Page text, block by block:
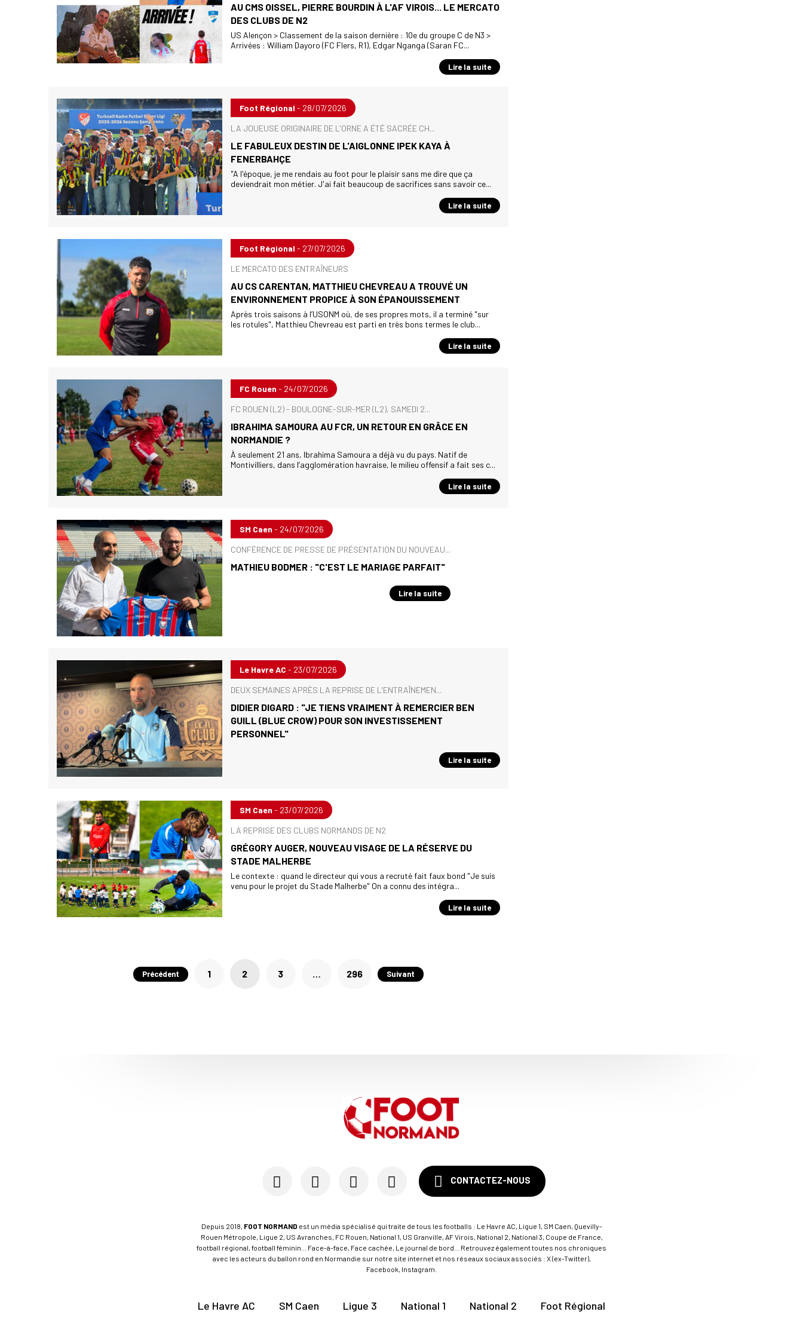
AU CMS OISSEL, PIERRE BOURDIN À L'AF VIROIS... LE MERCATO
DES CLUBS DE N2
US Alençon > Classement de la saison dernière : 10e du groupe C de N3 >
Arrivées : William Dayoro (FC Flers, R1), Edgar Nganga (Saran FC...
Lire la suite
Foot Régional - 28/07/2026
LA JOUEUSE ORIGINAIRE DE L'ORNE A ÉTÉ SACRÉE CH...
LE FABULEUX DESTIN DE L'AIGLONNE IPEK KAYA À
FENERBAHÇE
"A l'époque, je me rendais au foot pour le plaisir sans me dire que ça
deviendrait mon métier. J'ai fait beaucoup de sacrifices sans savoir ce...
Lire la suite
Foot Régional - 27/07/2026
LE MERCATO DES ENTRAÎNEURS
AU CS CARENTAN, MATTHIEU CHEVREAU A TROUVÉ UN
ENVIRONNEMENT PROPICE À SON ÉPANOUISSEMENT
Après trois saisons à l’USONM où, de ses propres mots, il a terminé "sur
les rotules", Matthieu Chevreau est parti en très bons termes le club...
Lire la suite
FC Rouen - 24/07/2026
FC ROUEN (L2) - BOULOGNE-SUR-MER (L2), SAMEDI 2...
IBRAHIMA SAMOURA AU FCR, UN RETOUR EN GRÂCE EN
NORMANDIE ?
À seulement 21 ans, Ibrahima Samoura a déjà vu du pays. Natif de
Montivilliers, dans l’agglomération havraise, le milieu offensif a fait ses c...
Lire la suite
SM Caen - 24/07/2026
CONFÉRENCE DE PRESSE DE PRÉSENTATION DU NOUVEAU...
MATHIEU BODMER : "C'EST LE MARIAGE PARFAIT"
Lire la suite
Le Havre AC - 23/07/2026
DEUX SEMAINES APRÈS LA REPRISE DE L'ENTRAÎNEMEN...
DIDIER DIGARD : "JE TIENS VRAIMENT À REMERCIER BEN
GUILL (BLUE CROW) POUR SON INVESTISSEMENT
PERSONNEL"
Lire la suite
SM Caen - 23/07/2026
LA REPRISE DES CLUBS NORMANDS DE N2
GRÉGORY AUGER, NOUVEAU VISAGE DE LA RÉSERVE DU
STADE MALHERBE
Le contexte : quand le directeur qui vous a recruté fait faux bond "Je suis
venu pour le projet du Stade Malherbe" On a connu des intégra...
Lire la suite
Précédent 1 2 3 … 296 Suivant
CONTACTEZ-NOUS
Depuis 2018, FOOT NORMAND est un média spécialisé qui traite de tous les footballs : Le Havre AC, Ligue 1, SM Caen, Quevilly-
Rouen Métropole, Ligue 2, US Avranches, FC Rouen, National 1, US Granville, AF Virois, National 2, National 3, Coupe de France,
football régional, football féminin... Face-à-face, Face cachée, Le journal de bord... Retrouvez également toutes nos chroniques
avec les acteurs du ballon rond en Normandie sur notre site internet et nos réseaux sociaux associés : X (ex-Twitter),
Facebook, Instagram.
Le Havre AC SM Caen Ligue 3 National 1 National 2 Foot Régional